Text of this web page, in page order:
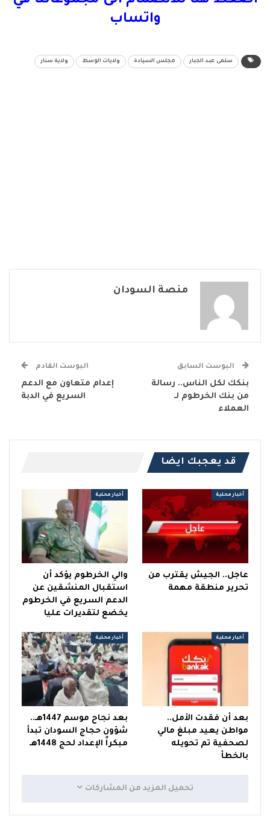
واتساب
سلمى عبد الجبار مجلس السيادة ولايات الوسط ولاية سنار
منصة السودان
البوست السابق
بنكك لكل الناس.. رسالة
من بنك الخرطوم لـ
العملاء
البوست القادم
إعدام متعاون مع الدعم
السريع في الدبة
قد يعجبك ايضا
أخبار محلية
عاجل.. الجيش يقترب من
تحرير منطقة مهمة
أخبار محلية
والي الخرطوم يؤكد أن
استقبال المنشقين عن
الدعم السريع في الخرطوم
يخضع لتقديرات عليا
أخبار محلية
بعد أن فقدت الأمل..
مواطن يعيد مبلغ مالي
لصحفية تم تحويله
بالخطأ
أخبار محلية
بعد نجاح موسم 1447هـ..
شؤون حجاج السودان تبدأ
مبكراً الإعداد لحج 1448هـ
تحميل المزيد من المشاركات